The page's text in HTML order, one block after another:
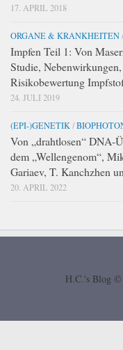
17. APRIL 2018
ORGANE & KRANKHEITEN
Impfen Teil 1: Von
Studie,
Risikobewertung
24. JULI 2019
(EPI-)GENETIK /
Von „drahtlosen“ DNA-
dem „Wellengenom“,
Gariaev, T. Kanchzhen
20. APRIL 2022
H.C.'s Blog ©